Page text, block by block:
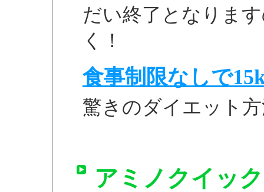
だい終了となりま
く！
食事制限なしで
驚きのダイエット
アミノクイッ